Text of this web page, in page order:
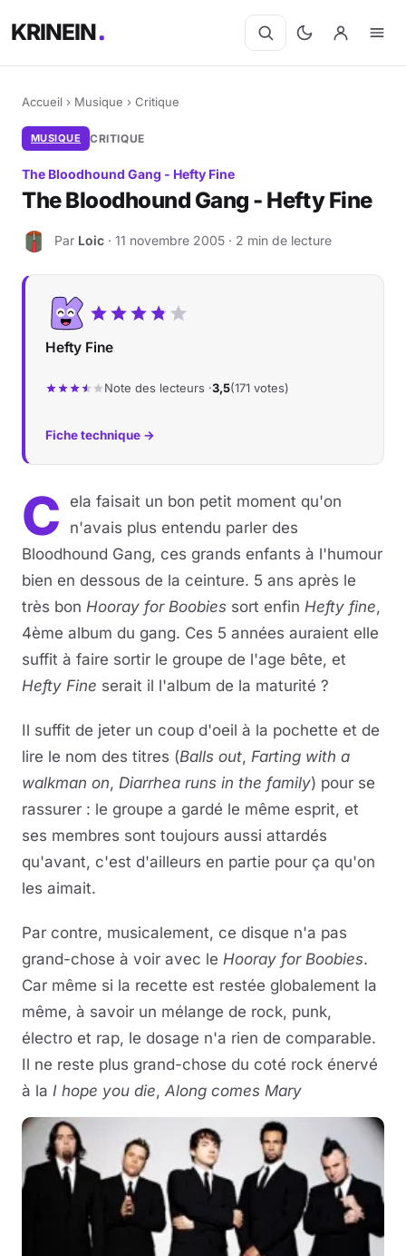
KRINEIN
Accueil › Musique › Critique
MUSIQUE CRITIQUE
The Bloodhound Gang - Hefty Fine
The Bloodhound Gang - Hefty Fine
L Par Loic · 11 novembre 2005 · 2 min de lecture
Hefty Fine
Note des lecteurs ·3,5(171 votes)
Fiche technique →
C
ela faisait un bon petit moment qu'on
n'avais plus entendu parler des
Bloodhound Gang, ces grands enfants à l'humour
bien en dessous de la ceinture. 5 ans après le
très bon Hooray for Boobies sort enfin Hefty fine,
4ème album du gang. Ces 5 années auraient elle
suffit à faire sortir le groupe de l'age bête, et
Hefty Fine serait il l'album de la maturité ?
Il suffit de jeter un coup d'oeil à la pochette et de
lire le nom des titres (Balls out, Farting with a
walkman on, Diarrhea runs in the family) pour se
rassurer : le groupe a gardé le même esprit, et
ses membres sont toujours aussi attardés
qu'avant, c'est d'ailleurs en partie pour ça qu'on
les aimait.
Par contre, musicalement, ce disque n'a pas
grand-chose à voir avec le Hooray for Boobies.
Car même si la recette est restée globalement la
même, à savoir un mélange de rock, punk,
électro et rap, le dosage n'a rien de comparable.
Il ne reste plus grand-chose du coté rock énervé
à la I hope you die, Along comes Mary